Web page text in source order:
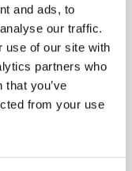
and ads, to
our traffic.
use of our site with
partners who
you’ve
from your use
€
informatie